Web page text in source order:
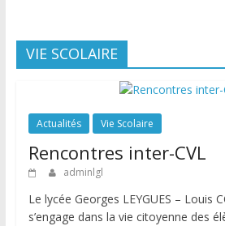
VIE SCOLAIRE
Actualités Vie Scolaire
Rencontres inter-CVL
adminlgl
Le lycée Georges LEYGUES – Louis
s’engage dans la vie citoyenne des